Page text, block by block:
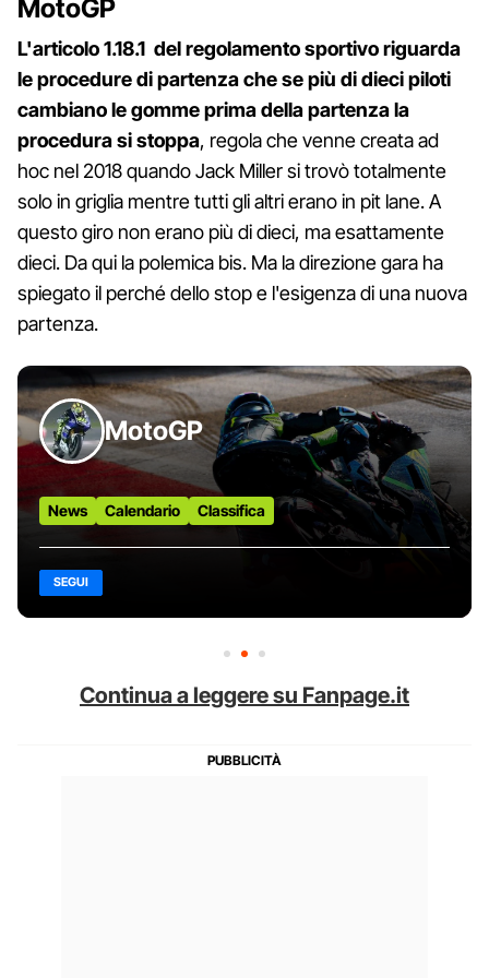
MotoGP
L'articolo 1.18.1 del regolamento sportivo riguarda
le procedure di partenza che se più di dieci piloti
cambiano le gomme prima della partenza la
procedura si stoppa, regola che venne creata ad
hoc nel 2018 quando Jack Miller si trovò totalmente
solo in griglia mentre tutti gli altri erano in pit lane. A
questo giro non erano più di dieci, ma esattamente
dieci. Da qui la polemica bis. Ma la direzione gara ha
spiegato il perché dello stop e l'esigenza di una nuova
partenza.
MotoGP
News Calendario Classifica
SEGUI
Continua a leggere su Fanpage.it